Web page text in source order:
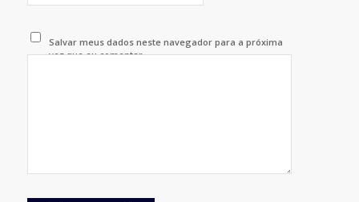
Salvar meus dados neste navegador para a próxima
vez que eu comentar.